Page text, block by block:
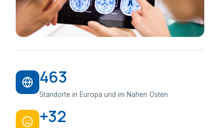
463
Standorte in Europa und im Nahen Osten
+32